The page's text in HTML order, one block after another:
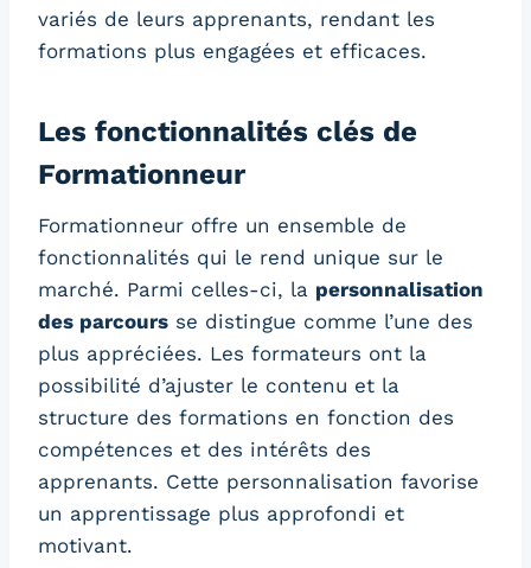
variés de leurs apprenants, rendant les
formations plus engagées et efficaces.
Les fonctionnalités clés de
Formationneur
Formationneur offre un ensemble de
fonctionnalités qui le rend unique sur le
marché. Parmi celles-ci, la personnalisation
des parcours se distingue comme l’une des
plus appréciées. Les formateurs ont la
possibilité d’ajuster le contenu et la
structure des formations en fonction des
compétences et des intérêts des
apprenants. Cette personnalisation favorise
un apprentissage plus approfondi et
motivant.